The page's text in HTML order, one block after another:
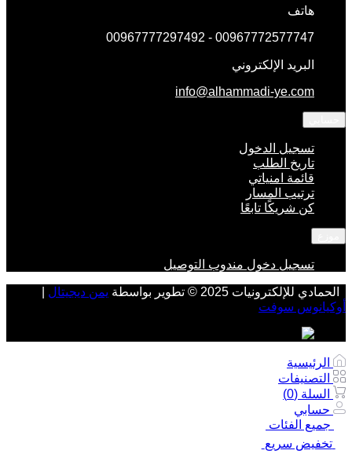
هاتف
00967772577747 - 00967777297492
البريد الإلكتروني
info@alhammadi-ye.com
تسجيل الدخول
تاريخ الطلب
قائمة امنياتي
ترتيب المسار
كن شريكًا تابعًا
تسجيل دخول مندوب التوصيل
الحمادي للإلكترونيات 2025 © تطوير بواسطة يمن ديجيتال
أوكيانوس سوفت
الرئيسية
التصنيفات
السلة (0
)
حسابي
جميع الفئات
تخفيض سريع